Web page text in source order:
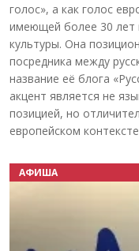
голос», а как голос
имеющей более 30 лет
культуры. Она
посредника между
название её блога
акцент является не
позицией, но
европейском
АФИША